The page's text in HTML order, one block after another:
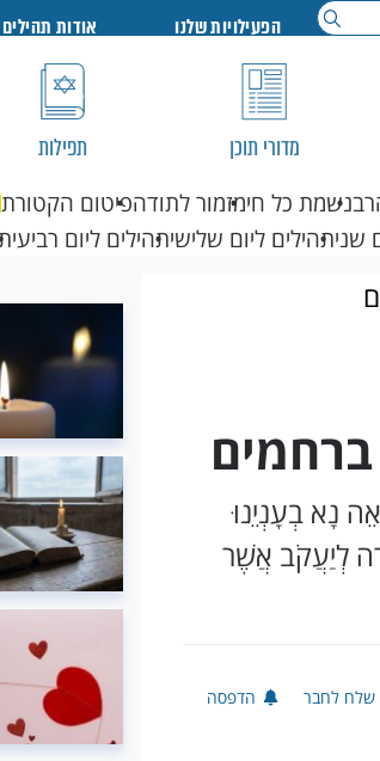
הפעילויות שלנו אודות תהילים
מדורי תוכן תפילות
נשמת כל חימזמור לתודהפיטום הקטורת
שניתהילים ליום שלישיתהילים ליום רביעי
נָא בְעָנְיֵנוּ
לְיַעֲקֹב אֲשֶׁר
שלח לחבר הדפסה